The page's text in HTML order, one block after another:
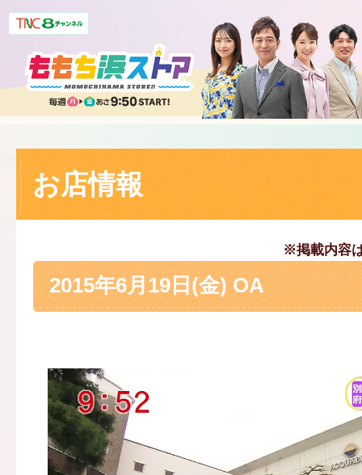
お店情報
※掲載内容
2015年6月19日(金) OA